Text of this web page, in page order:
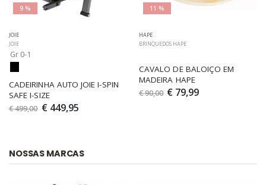
9 %
JOIE
JOIE
Gr 0-1
CADEIRINHA AUTO JOIE I-SPIN
SAFE I-SIZE
€ 499,00 € 449,95
11 %
HAPE
BRINQUEDOS HAPE
CAVALO DE BALOIÇO EM
MADEIRA HAPE
€ 90,00 € 79,99
NOSSAS MARCAS